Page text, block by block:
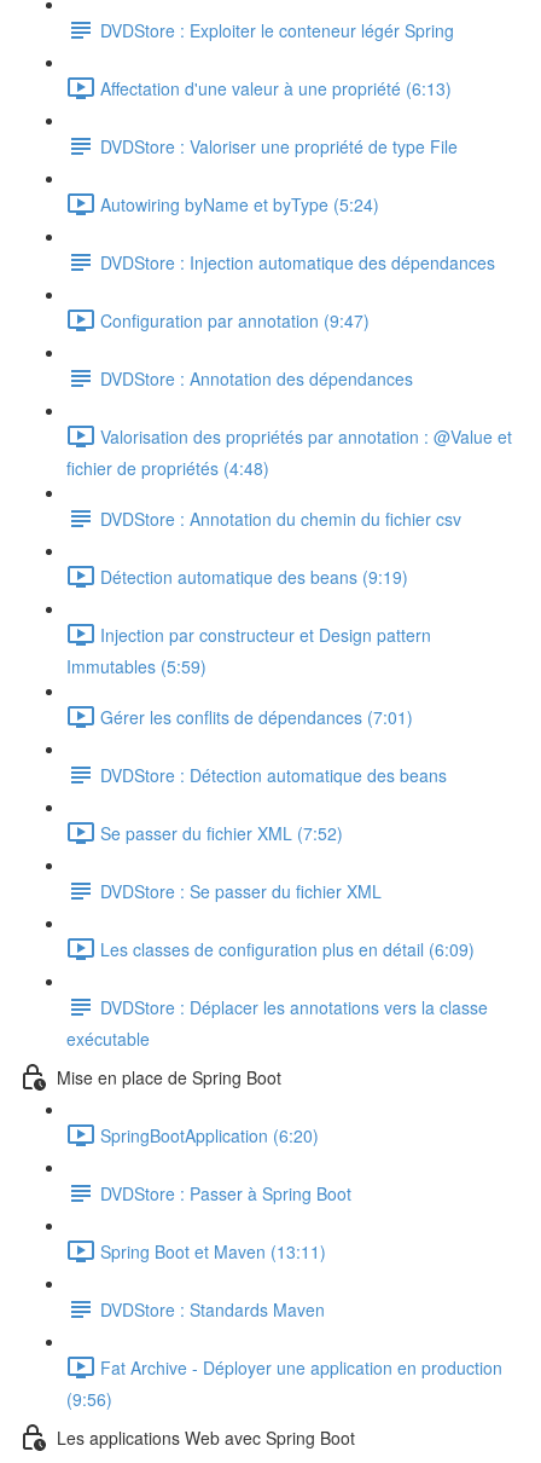
DVDStore : Exploiter le conteneur légér Spring
Affectation d'une valeur à une propriété (6:13)
DVDStore : Valoriser une propriété de type File
Autowiring byName et byType (5:24)
DVDStore : Injection automatique des dépendances
Configuration par annotation (9:47)
DVDStore : Annotation des dépendances
Valorisation des propriétés par annotation : @Value et
fichier de propriétés (4:48)
DVDStore : Annotation du chemin du fichier csv
Détection automatique des beans (9:19)
Injection par constructeur et Design pattern
Immutables (5:59)
Gérer les conflits de dépendances (7:01)
DVDStore : Détection automatique des beans
Se passer du fichier XML (7:52)
DVDStore : Se passer du fichier XML
Les classes de configuration plus en détail (6:09)
DVDStore : Déplacer les annotations vers la classe
exécutable
Mise en place de Spring Boot
SpringBootApplication (6:20)
DVDStore : Passer à Spring Boot
Spring Boot et Maven (13:11)
DVDStore : Standards Maven
Fat Archive - Déployer une application en production
(9:56)
Les applications Web avec Spring Boot